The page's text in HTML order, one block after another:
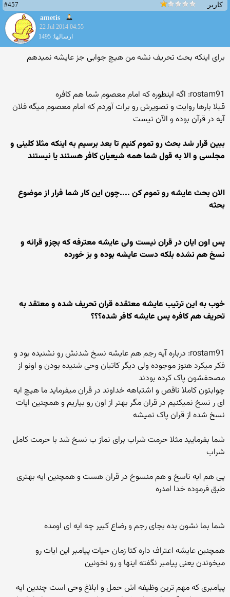
کاربر
#457
ametis
22 Jul 2014 04:55
ارسالها: 1495
برای اینکه بحث تحریف نشه من هیچ جوابی جز عایشه نمیدهم
rostam91: اگه اینطوره که امام معصوم شما هم کافره
قبلا بارها روایت و تصویرش رو برات آوردم که امام معصوم میگه فلان
آیه در قرآن بوده و الآن نیست
ببین قرار شد بحث رو تموم کنیم تا بعد برسیم به اینکه مثلا کلینی و
مجلسی و الا به قول شما همه شیعیان کافر هستند یا نیستند
الان بحث عایشه رو تموم کن ....چون این کار شما فرار از موضوع
بحثه
پس اون ایان در قران نیست ولی عایشه معترفه که بچزو قرانه و
نسخ هم نشده بلکه دست عایشه بوده و بز خورده
خوب به این ترتیب عایشه معتقده قران تحریف شده و معتقد به
تحریف هم کافره پس عایشه کافر شده؟؟؟
rostam91: درباره آیه رجم هم عایشه نسخ شدنش رو نشنیده بود و
فکر میکرد هنوز موجوده ولی دیگر کاتبان وحی شنیده بودن و اونو از
مصحفشون پاک کرده بودند
چوابتون کاملا ناقص و اشتباهه خداوند در قران میفرماید ما هیچ ایه
ای ر نسخ نمیکنیم در قران مگر بهتر از اون رو بیاریم و همچنین ایات
نسخ شده از قران پاک نمیشه
شما بفرمایید مثلا حرمت شراب برای نماز ب نسخ شد با حرمت کامل
شراب
پی هم ایه ناسخ و هم منسوخ در قران هست و همچنین ایه بهتری
طبق فرموده خدا امدره
شما بما نشون بده بجای رجم و رضاع کبیر چه ایه ای اومده
همچنبن عایشه اعتراف داره کتا زمان حیات پیامبر این ایات رو
میخوندن یعنی پیامبر نگفته اینها و رو نخونین
پیامبری که مهم ترین وظیفه اش حمل و ابلاغ وحی است چندین ایه